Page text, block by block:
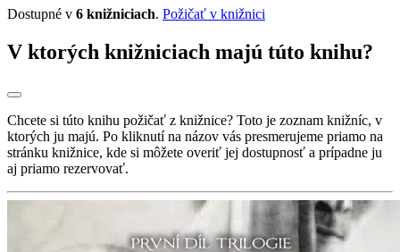
Dostupné v 6 knižniciach. Požičať v knižnici
V ktorých knižniciach majú túto knihu?
Chcete si túto knihu požičať z knižnice? Toto je zoznam knižníc, v
ktorých ju majú. Po kliknutí na názov vás presmerujeme priamo na
stránku knižnice, kde si môžete overiť jej dostupnosť a prípadne ju
aj priamo rezervovať.